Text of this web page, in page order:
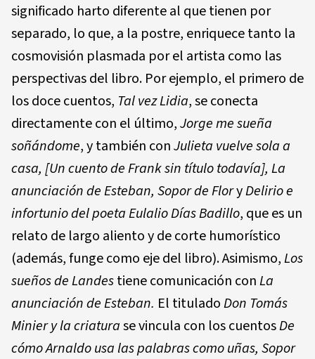
significado harto diferente al que tienen por
separado, lo que, a la postre, enriquece tanto la
cosmovisión plasmada por el artista como las
perspectivas del libro. Por ejemplo, el primero de
los doce cuentos, Tal vez Lidia, se conecta
directamente con el último,Jorge me sueña
soñándome, y también conJulieta vuelve sola a
casa, [Un cuento de Frank sin título todavía], La
anunciación de Esteban, Sopor de FloryDelirio e
infortunio del poeta Eulalio Días Badillo, que es un
relato de largo aliento y de corte humorístico
(además, funge como eje del libro). Asimismo,Los
sueños de Landestiene comunicación conLa
anunciación de Esteban. El tituladoDon Tomás
Minier y la criaturase vincula con los cuentosDe
cómo Arnaldo usa las palabras como uñas, Sopor